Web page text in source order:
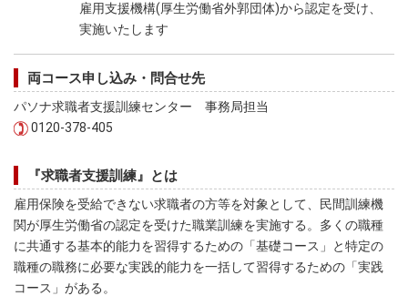
雇用支援機構(厚生労働省外郭団体)から認定を受け、
実施いたします
両コース申し込み・問合せ先
パソナ求職者支援訓練センター 事務局担当
0120-378-405
『求職者支援訓練』とは
雇用保険を受給できない求職者の方等を対象として、民間訓練機
関が厚生労働省の認定を受けた職業訓練を実施する。多くの職種
に共通する基本的能力を習得するための「基礎コース」と特定の
職種の職務に必要な実践的能力を一括して習得するための「実践
コース」がある。